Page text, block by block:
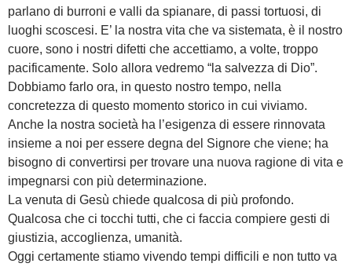
parlano di burroni e valli da spianare, di passi tortuosi, di
luoghi scoscesi. E’ la nostra vita che va sistemata, è il nostro
cuore, sono i nostri difetti che accettiamo, a volte, troppo
pacificamente. Solo allora vedremo “la salvezza di Dio”.
Dobbiamo farlo ora, in questo nostro tempo, nella
concretezza di questo momento storico in cui viviamo.
Anche la nostra società ha l’esigenza di essere rinnovata
insieme a noi per essere degna del Signore che viene; ha
bisogno di convertirsi per trovare una nuova ragione di vita e
impegnarsi con più determinazione.
La venuta di Gesù chiede qualcosa di più profondo.
Qualcosa che ci tocchi tutti, che ci faccia compiere gesti di
giustizia, accoglienza, umanità.
Oggi certamente stiamo vivendo tempi difficili e non tutto va